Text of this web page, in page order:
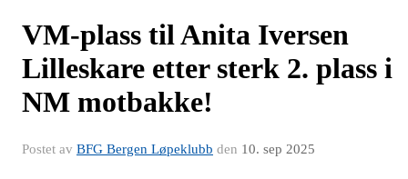
VM-plass til Anita Iversen
Lilleskare etter sterk 2. plass i
NM motbakke!
Postet av BFG Bergen Løpeklubb den 10. sep 2025